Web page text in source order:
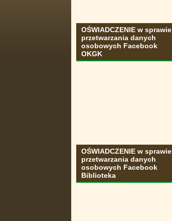
OŚWIADCZENIE w sprawie
przetwarzania danych
osobowych Facebook
OKGK
OŚWIADCZENIE w sprawie
przetwarzania danych
osobowych Facebook
Biblioteka